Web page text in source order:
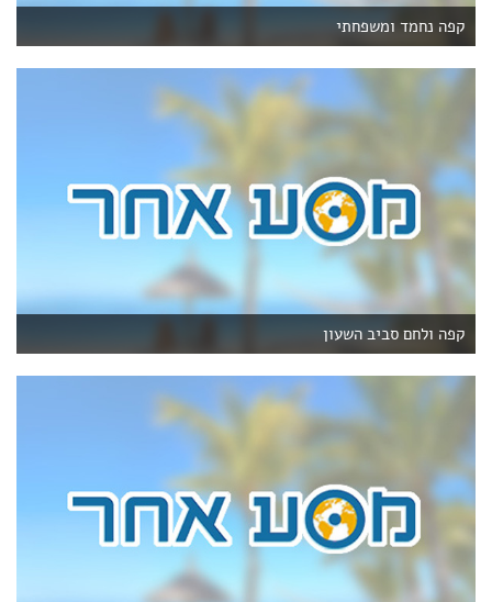
קפה נחמד ומשפחתי
קפה ולחם סביב השעון